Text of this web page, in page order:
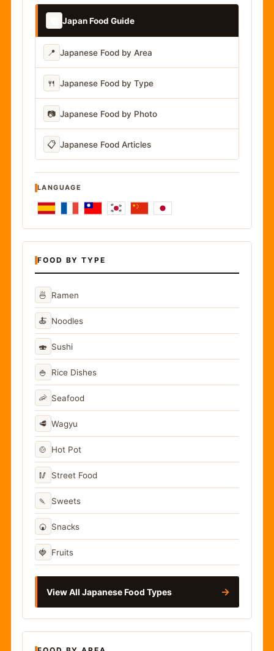
Japan Food Guide
📍 Japanese Food by Area
🍴 Japanese Food by Type
📷 Japanese Food by Photo
📋 Japanese Food Articles
LANGUAGE
FOOD BY TYPE
🍜 Ramen
🍝 Noodles
🍣 Sushi
🍚 Rice Dishes
🦐 Seafood
🥩 Wagyu
🍲 Hot Pot
🥢 Street Food
🍡 Sweets
🍘 Snacks
🍓 Fruits
View All Japanese Food Types →